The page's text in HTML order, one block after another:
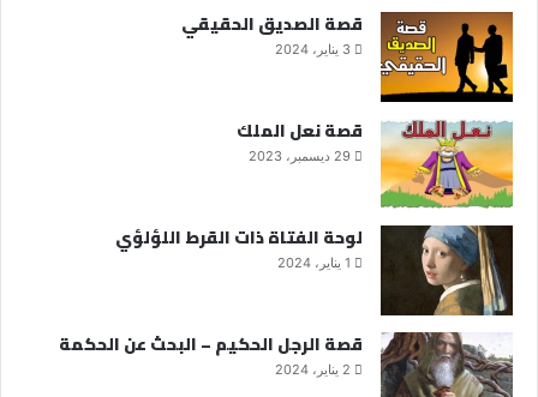
قصة الصديق الحقيقي
3 يناير، 2024
قصة نعل الملك
29 ديسمبر، 2023
لوحة الفتاة ذات القرط اللؤلؤي
1 يناير، 2024
قصة الرجل الحكيم – البحث عن الحكمة
2 يناير، 2024